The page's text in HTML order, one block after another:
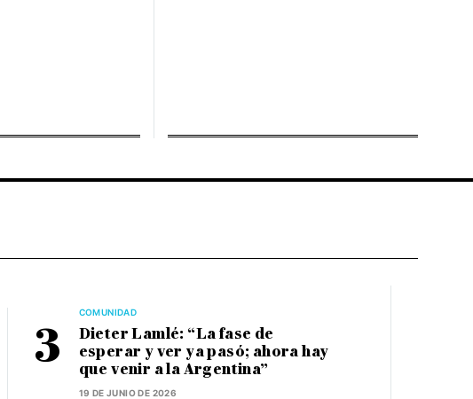
COMUNIDAD
Dieter Lamlé: “La fase de
esperar y ver ya pasó; ahora hay
que venir a la Argentina”
19 DE JUNIO DE 2026